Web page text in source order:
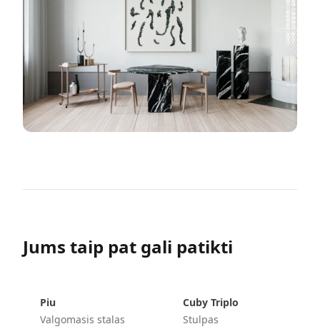
Jums taip pat gali patikti
Piu
Valgomasis stalas
Cuby Triplo
Stulpas